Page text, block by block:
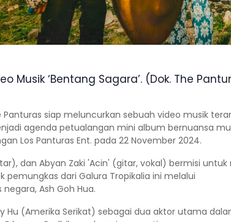
Musik ‘Bentang Sagara’. (Dok. The
siap meluncurkan sebuah video musik
agenda petualangan mini album bernuansa
Los Panturas Ent. pada 22 November 2024.
dan Abyan Zaki 'Acin' (gitar, vokal) bermisi
dari Galura Tropikalia ini melalui
Ash Goh Hua.
(Amerika Serikat) sebagai dua aktor utama